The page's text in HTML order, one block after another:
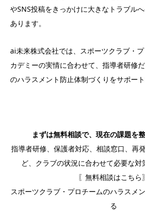
やSNS投稿をきっかけに大きなトラブル
あります。
ai未来株式会社では、スポーツクラブ・
カデミーの実情に合わせて、指導者研修
のハラスメント防止体制づくりをサポート
まずは無料相談で、現在の課題を
指導者研修、保護者対応、相談窓口、再
ど、クラブの状況に合わせて必要な対
〖無料相談はこちら〗
スポーツクラブ・プロチームのハラスメ
る